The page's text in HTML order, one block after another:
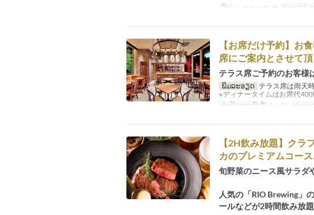
ວັນ
ຈ, ອ, ພ, ພຫ, ສູ ປະເພດບ່ອ
【お席だけ予約】お
席にご案内とさせて
テラス席ご予約のお客様
ພິມລະອຽດ テラス席は雨天
※ディナータイムはお席代
ຈຳກັດການສັ່ງຊື້
1 ~ 40 ປະເພ
【2H飲み放題】クラ
カのプレミアムコー
旬野菜のニース風サラダ
人気の「RIO Brewing」
ールなどが2時間飲み放